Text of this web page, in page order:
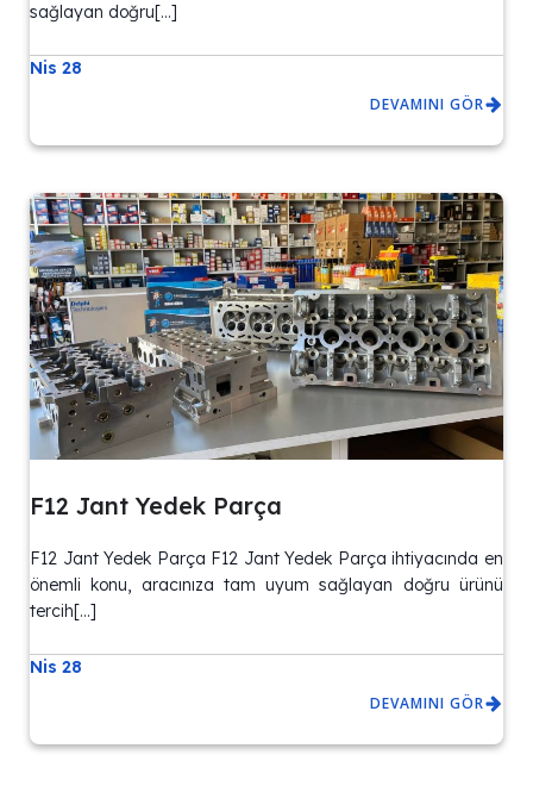
sağlayan doğru[…]
Nis 28
DEVAMINI GÖR
F12 Jant Yedek Parça
F12 Jant Yedek Parça F12 Jant Yedek Parça ihtiyacında en
önemli konu, aracınıza tam uyum sağlayan doğru ürünü
tercih[…]
Nis 28
DEVAMINI GÖR